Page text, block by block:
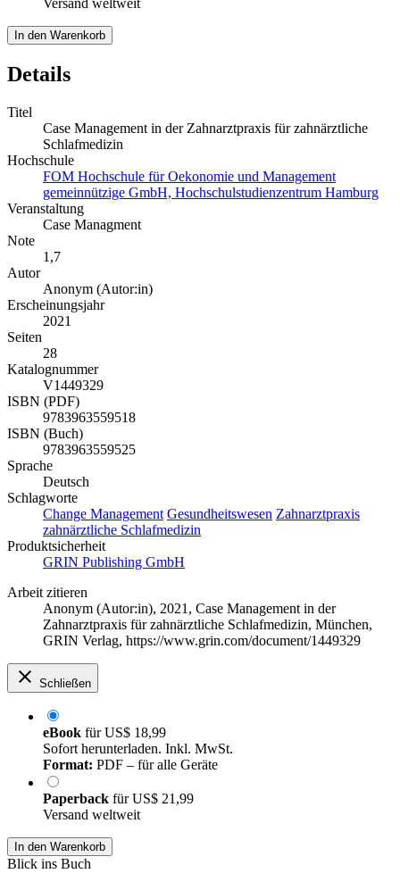
Versand weltweit
In den Warenkorb
Details
Titel
Case Management in der Zahnarztpraxis für zahnärztliche
Schlafmedizin
Hochschule
FOM Hochschule für Oekonomie und Management
gemeinnützige GmbH, Hochschulstudienzentrum Hamburg
Veranstaltung
Case Managment
Note
1,7
Autor
Anonym (Autor:in)
Erscheinungsjahr
2021
Seiten
28
Katalognummer
V1449329
ISBN (PDF)
9783963559518
ISBN (Buch)
9783963559525
Sprache
Deutsch
Schlagworte
Change Management Gesundheitswesen Zahnarztpraxis
zahnärztliche Schlafmedizin
Produktsicherheit
GRIN Publishing GmbH
Arbeit zitieren
Anonym (Autor:in), 2021, Case Management in der
Zahnarztpraxis für zahnärztliche Schlafmedizin, München,
GRIN Verlag, https://www.grin.com/document/1449329
Schließen
eBook fürUS$ 18,99
Sofort herunterladen. Inkl. MwSt.
Format: PDF – für alle Geräte
Paperback fürUS$ 21,99
Versand weltweit
In den Warenkorb
Blick ins Buch